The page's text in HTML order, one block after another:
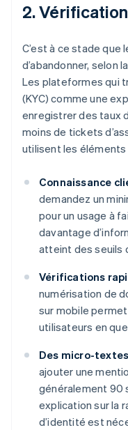
2.
C’est à ce stade
d’abandonner, selon
Les plateformes qui
(KYC) comme une
enregistrer des taux
moins de tickets
utilisent les éléments
Connaissance
demandez un
pour un usage à
davantage
atteint des seuils
Vérifications
numérisation de
sur mobile
utilisateurs en
Des micro-
ajouter une
généralement 90
explication sur la
d’identité est